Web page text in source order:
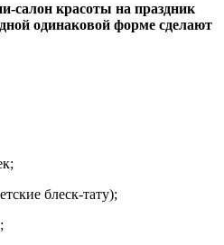
салон красоты на праздник
одинаковой форме сделают
блеск-тату);